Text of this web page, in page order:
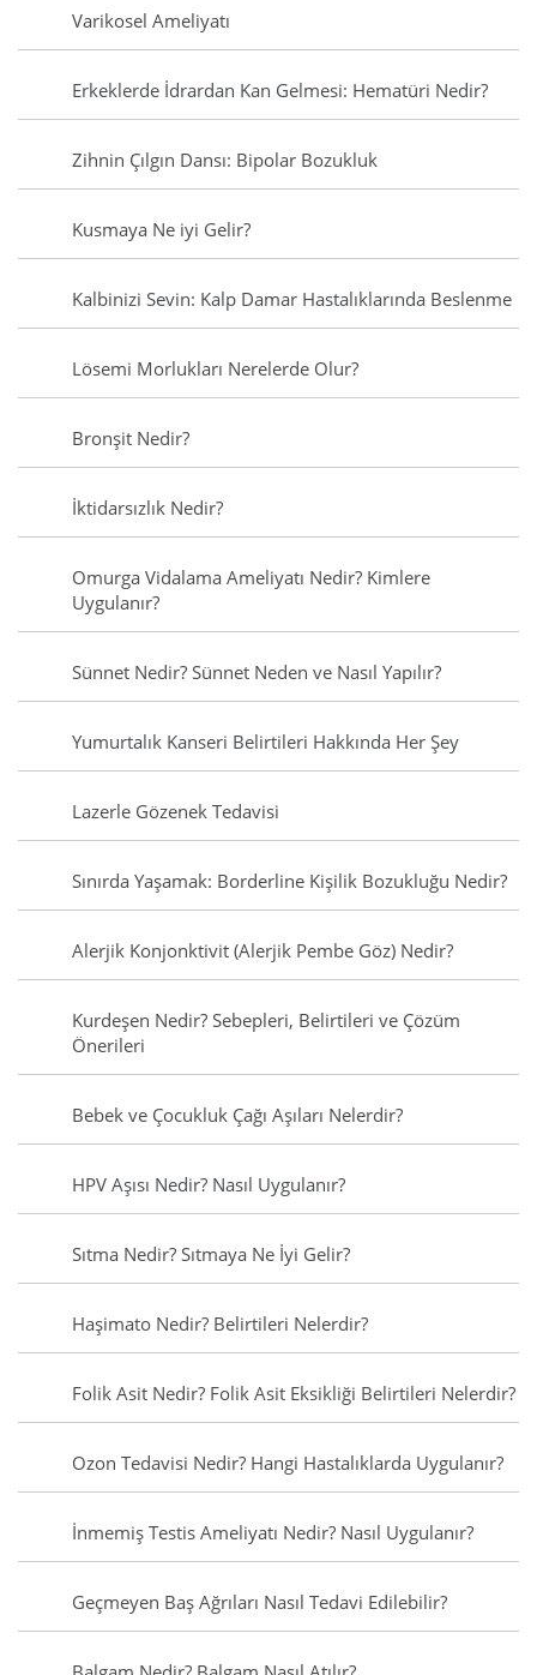
Varikosel Ameliyatı
Erkeklerde İdrardan Kan Gelmesi: Hematüri Nedir?
Zihnin Çılgın Dansı: Bipolar Bozukluk
Kusmaya Ne iyi Gelir?
Kalbinizi Sevin: Kalp Damar Hastalıklarında Beslenme
Lösemi Morlukları Nerelerde Olur?
Bronşit Nedir?
İktidarsızlık Nedir?
Omurga Vidalama Ameliyatı Nedir? Kimlere
Uygulanır?
Sünnet Nedir? Sünnet Neden ve Nasıl Yapılır?
Yumurtalık Kanseri Belirtileri Hakkında Her Şey
Lazerle Gözenek Tedavisi
Sınırda Yaşamak: Borderline Kişilik Bozukluğu Nedir?
Alerjik Konjonktivit (Alerjik Pembe Göz) Nedir?
Kurdeşen Nedir? Sebepleri, Belirtileri ve Çözüm
Önerileri
Bebek ve Çocukluk Çağı Aşıları Nelerdir?
HPV Aşısı Nedir? Nasıl Uygulanır?
Sıtma Nedir? Sıtmaya Ne İyi Gelir?
Haşimato Nedir? Belirtileri Nelerdir?
Folik Asit Nedir? Folik Asit Eksikliği Belirtileri Nelerdir?
Ozon Tedavisi Nedir? Hangi Hastalıklarda Uygulanır?
İnmemiş Testis Ameliyatı Nedir? Nasıl Uygulanır?
Geçmeyen Baş Ağrıları Nasıl Tedavi Edilebilir?